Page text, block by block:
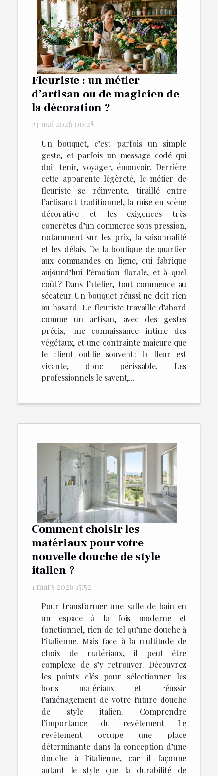
Fleuriste : un métier
d’artisan ou de magicien de
la décoration ?
23 mai 2026 00:28
Un bouquet, c’est parfois un simple
geste, et parfois un message codé qui
doit tenir, voyager, émouvoir. Derrière
cette apparente légèreté, le métier de
fleuriste se réinvente, tiraillé entre
l’artisanat traditionnel, la mise en scène
décorative et les exigences très
concrètes d’un commerce sous pression,
notamment sur les prix, la saisonnalité
et les délais. De la boutique de quartier
aux commandes en ligne, qui fabrique
aujourd’hui l’émotion florale, et à quel
coût ? Dans l’atelier, tout commence au
sécateur Un bouquet réussi ne doit rien
au hasard. Le fleuriste travaille d’abord
comme un artisan, avec des gestes
précis, une connaissance intime des
végétaux, et une contrainte majeure que
le client oublie souvent : la fleur est
vivante, donc périssable. Les
professionnels le savent,...
Comment choisir les
matériaux pour votre
nouvelle douche de style
italien ?
1 mars 2026 15:52
Pour transformer une salle de bain en
un espace à la fois moderne et
fonctionnel, rien de tel qu’une douche à
l’italienne. Mais face à la multitude de
choix de matériaux, il peut être
complexe de s’y retrouver. Découvrez
les points clés pour sélectionner les
bons matériaux et réussir
l’aménagement de votre future douche
de style italien. Comprendre
l’importance du revêtement Le
revêtement occupe une place
déterminante dans la conception d’une
douche à l’italienne, car il façonne
autant le style que la durabilité de